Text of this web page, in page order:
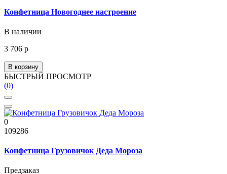
Конфетница Новогоднее настроение
В наличии
3 706 р
В корзину
БЫСТРЫЙ ПРОСМОТР
(0)
0
109286
Конфетница Грузовичок Деда Мороза
Предзаказ